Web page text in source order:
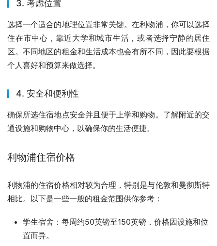
3. 考虑位置
选择一个适合的地理位置非常关键。在利物浦，你可以选择
住在市中心，靠近大学和城市生活，或者选择宁静的居住
区。不同地区的租金和生活成本也会有所不同，因此要根据
个人喜好和预算来做选择。
4. 安全和便利性
确保所选住宿地点安全并且便于上学和购物。了解附近的交
通设施和购物中心，以确保你的生活便捷。
利物浦住宿价格
利物浦的住宿价格相对较为合理，特别是与伦敦和曼彻斯特
相比。以下是一些一般的租金范围供你参考：
学生宿舍：每周约50英镑至150英镑，价格因设施和位
置而异。